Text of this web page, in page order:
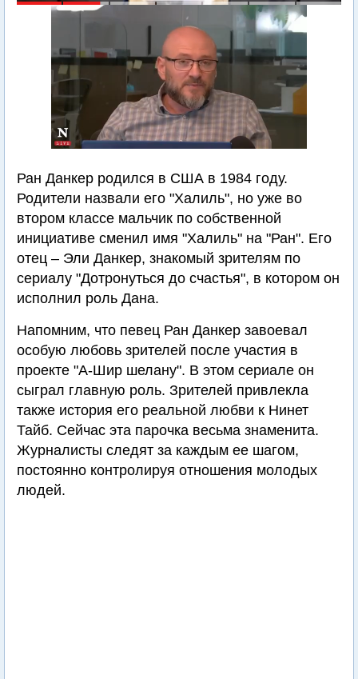
Ран Данкер родился в США в 1984 году.
Родители назвали его "Халиль", но уже во
втором классе мальчик по собственной
инициативе сменил имя "Халиль" на "Ран". Его
отец – Эли Данкер, знакомый зрителям по
сериалу "Дотронуться до счастья", в котором он
исполнил роль Дана.
Напомним, что певец Ран Данкер завоевал
особую любовь зрителей после участия в
проекте "А-Шир шелану". В этом сериале он
сыграл главную роль. Зрителей привлекла
также история его реальной любви к Нинет
Тайб. Сейчас эта парочка весьма знаменита.
Журналисты следят за каждым ее шагом,
постоянно контролируя отношения молодых
людей.